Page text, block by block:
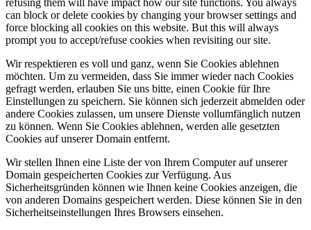
refusing them will have impact how our site functions. You always
can block or delete cookies by changing your browser settings and
force blocking all cookies on this website. But this will always
prompt you to accept/refuse cookies when revisiting our site.
Wir respektieren es voll und ganz, wenn Sie Cookies ablehnen
möchten. Um zu vermeiden, dass Sie immer wieder nach Cookies
gefragt werden, erlauben Sie uns bitte, einen Cookie für Ihre
Einstellungen zu speichern. Sie können sich jederzeit abmelden oder
andere Cookies zulassen, um unsere Dienste vollumfänglich nutzen
zu können. Wenn Sie Cookies ablehnen, werden alle gesetzten
Cookies auf unserer Domain entfernt.
Wir stellen Ihnen eine Liste der von Ihrem Computer auf unserer
Domain gespeicherten Cookies zur Verfügung. Aus
Sicherheitsgründen können wie Ihnen keine Cookies anzeigen, die
von anderen Domains gespeichert werden. Diese können Sie in den
Sicherheitseinstellungen Ihres Browsers einsehen.